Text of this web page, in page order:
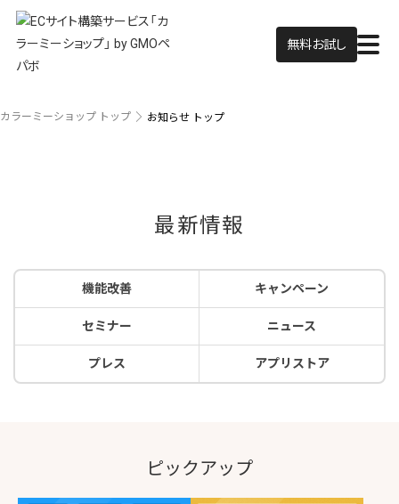
無料お試し
カラーミーショップ トップ お知らせ トップ
最新情報
機能改善 キャンペーン
セミナー ニュース
プレス アプリストア
ピックアップ